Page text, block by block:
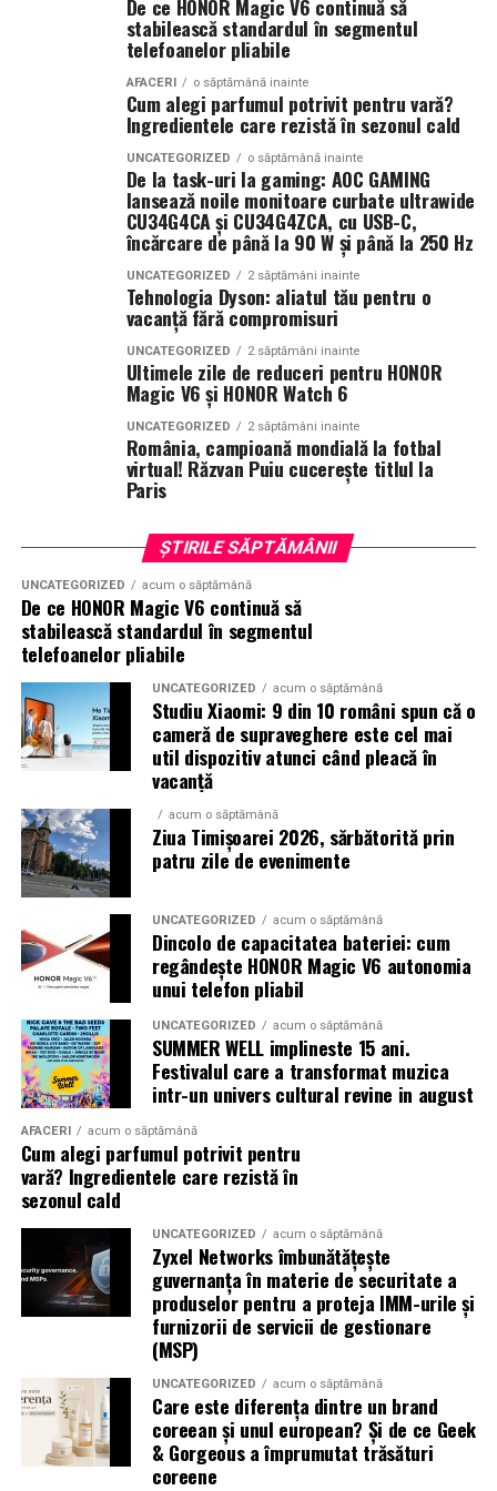
(Advertorial AI)
parfum care îmbină prospețimea fructelor cu confortul
notelor cremoase și lemnoase, fiind ideal pentru serile
Parfumuri create fără limite
La La Lime , cât șiTropic Thunder fac parte din
, prima colecție Oriflame inspirată din parfumeria
Colecția a fost dezvoltată în colaborare cu Givaudan și
cu noua generație de parfumieri ai școlii sale de
parfumerie. În cadrul unui proiect unic, aceștia au
primit aceeași provocare: să creeze fără reguli, fără
constrângeri comerciale și fără limitări de cost.
Rezultatul este o colecție de parfumuri moderne,
construite în jurul creativității și al ingredientelor
parfumul din sticlă, Oriflame a lansat și o serie
episoade disponibile pe YouTube, unde poate fi urmărit
întregul proces de creație, de la inspirație și alegerea
ingredientelor până la competiția dintre parfumieri.
Ce parfum alegi vara?
Dacă îți plac parfumurile proaspete, citrice și energice,
ingredientele precum lime-ul sunt alegerea ideală. Dacă
preferi aromele calde, exotice și cu personalitate, notele
de smochină, cocos și lemn de santal sunt perfecte
Indiferent de preferințe, sezonul cald este momentul
ideal să experimentezi și să descoperi parfumuri
inspirate din universul parfumeriei de nișă. Iar
Top Scents de la Oriflame demonstrează că
ingredientele premium, creativitatea și accesibilitatea
pot exista în aceeași sticlă.
(Advertorial)
De ce HONOR Magic V6 continuă să
stabilească standardul în segmentul
telefoanelor pliabile
AFACERI o săptămână inainte
Cum alegi parfumul potrivit pentru vară?
Ingredientele care rezistă în sezonul cald
UNCATEGORIZED o săptămână inainte
De la task-uri la gaming: AOC GAMING
lansează noile monitoare curbate ultrawide
CU34G4CA și CU34G4ZCA, cu USB-C,
încărcare de până la 90 W și până la 250 Hz
UNCATEGORIZED 2 săptămâni inainte
Tehnologia Dyson: aliatul tău pentru o
vacanță fără compromisuri
UNCATEGORIZED 2 săptămâni inainte
Ultimele zile de reduceri pentru HONOR
Magic V6 și HONOR Watch 6
UNCATEGORIZED 2 săptămâni inainte
România, campioană mondială la fotbal
virtual! Răzvan Puiu cucerește titlul la
Paris
ȘTIRILE SĂPTĂMÂNII
UNCATEGORIZED acum o săptămână
De ce HONOR Magic V6 continuă să
stabilească standardul în segmentul
telefoanelor pliabile
UNCATEGORIZED acum o săptămână
Studiu Xiaomi: 9 din 10 români spun că o
cameră de supraveghere este cel mai
util dispozitiv atunci când pleacă în
vacanță
acum o săptămână
Ziua Timișoarei 2026, sărbătorită prin
patru zile de evenimente
UNCATEGORIZED acum o săptămână
Dincolo de capacitatea bateriei: cum
regândește HONOR Magic V6 autonomia
unui telefon pliabil
UNCATEGORIZED acum o săptămână
SUMMER WELL implineste 15 ani.
Festivalul care a transformat muzica
intr-un univers cultural revine in august
AFACERI acum o săptămână
Cum alegi parfumul potrivit pentru
vară? Ingredientele care rezistă în
sezonul cald
UNCATEGORIZED acum o săptămână
Zyxel Networks îmbunătățește
guvernanța în materie de securitate a
produselor pentru a proteja IMM-urile și
furnizorii de servicii de gestionare
(MSP)
UNCATEGORIZED acum o săptămână
Care este diferența dintre un brand
coreean și unul european? Și de ce Geek
& Gorgeous a împrumutat trăsături
coreene